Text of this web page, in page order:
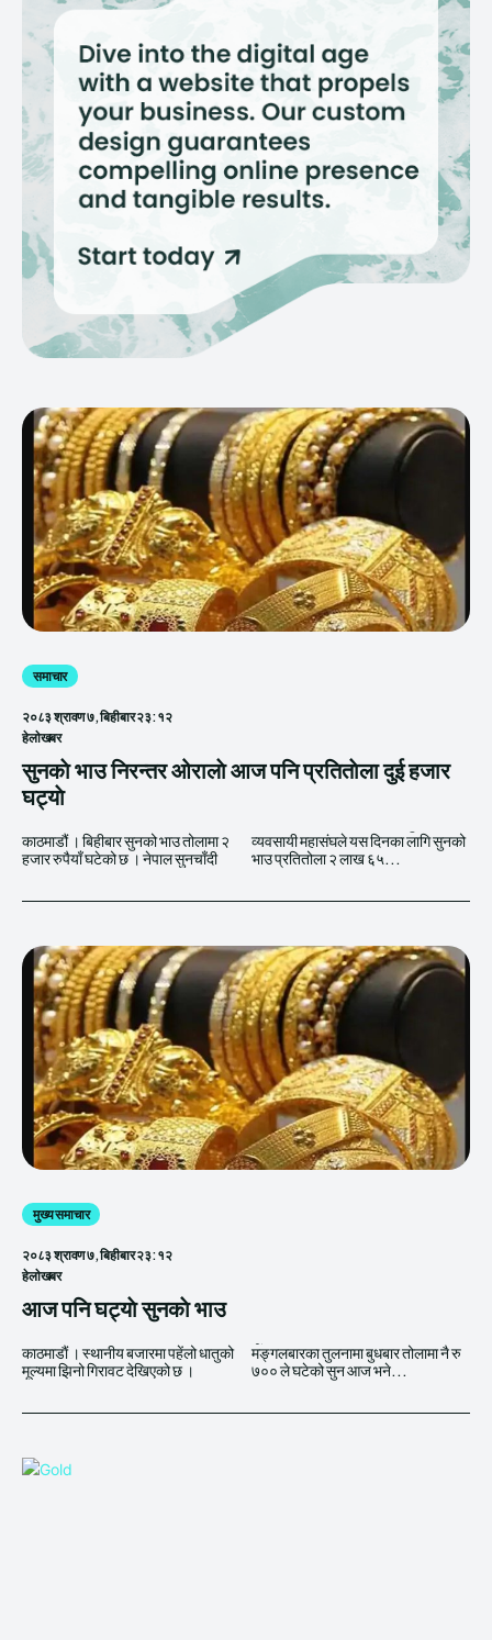
समाचार
२०८३ श्रावण ७, बिहीबार २३:१२
हेलाेखबर
सुनकाे भाउ निरन्तर ओरालाे आज पनि प्रतिताेला दुई हजार
घट्याे
काठमाडौं । बिहीबार सुनको भाउ तोलामा २
हजार रुपैयाँ घटेको छ । नेपाल सुनचाँदी
व्यवसायी महासंघले यस दिनका लागि सुनको
भाउ प्रतितोला २ लाख ६५...
मुख्य समाचार
२०८३ श्रावण ७, बिहीबार २३:१२
हेलाेखबर
आज पनि घट्याे सुनकाे भाउ
काठमाडाैं । स्थानीय बजारमा पहेंलो धातुको
मूल्यमा झिनो गिरावट देखिएको छ ।
मङ्गलबारका तुलनामा बुधबार तोलामा नै रु
७०० ले घटेको सुन आज भने...